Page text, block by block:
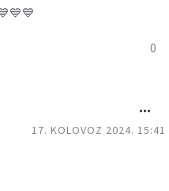
0
17. KOLOVOZ 2024. 15:41